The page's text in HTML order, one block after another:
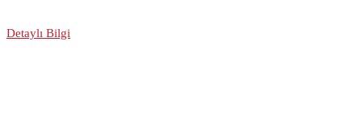
Detaylı Bilgi